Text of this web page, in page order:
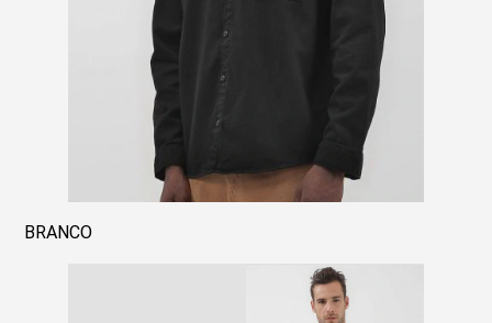
BRANCO